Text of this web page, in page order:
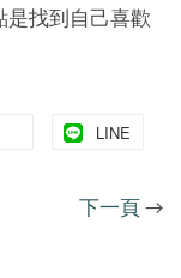
是找到自己喜歡
LINE
下一頁 →